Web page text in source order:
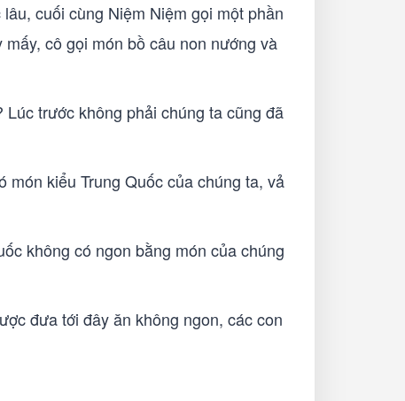
cuối cùng Niệm Niệm gọi một phần
cô gọi món bồ câu non nướng và
trước không phải chúng ta cũng đã
món kiểu Trung Quốc của chúng ta, vả
không có ngon bằng món của chúng
đưa tới đây ăn không ngon, các con